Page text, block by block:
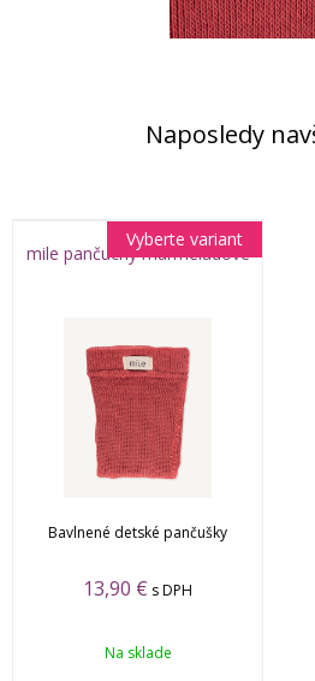
Naposledy
mile pančuchy marmeládové
Bavlnené detské pančušky
13,90 € s DPH
Vyberte variant
Na sklade